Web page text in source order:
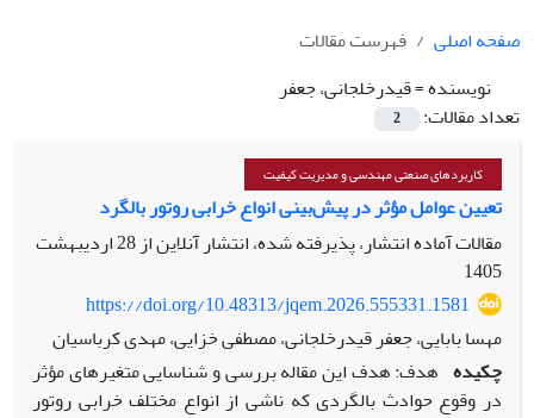
صفحه اصلی
فهرست مقالات
نویسنده =قیدرخلجانی، جعفر
تعداد مقالات:
2
کاربردهای صنعتی مهندسی و مدیریت کیفیت
تعیین عوامل مؤثر در پیش‌بینی انواع خرابی روتور بالگرد
مقالات آماده انتشار، پذیرفته شده، انتشار آنلاین از
28 اردیبهشت
1405
https://doi.org/10.48313/jqem.2026.555331.1581
مهسا بابایی، جعفر قیدرخلجانی، مصطفی خزایی، مهدی کرباسیان
چکیده هدف: هدف این مقاله بررسی و شناسایی متغیرهای مؤثر
در وقوع حوادث بالگردی که ناشی از انواع مختلف خرابی روتور